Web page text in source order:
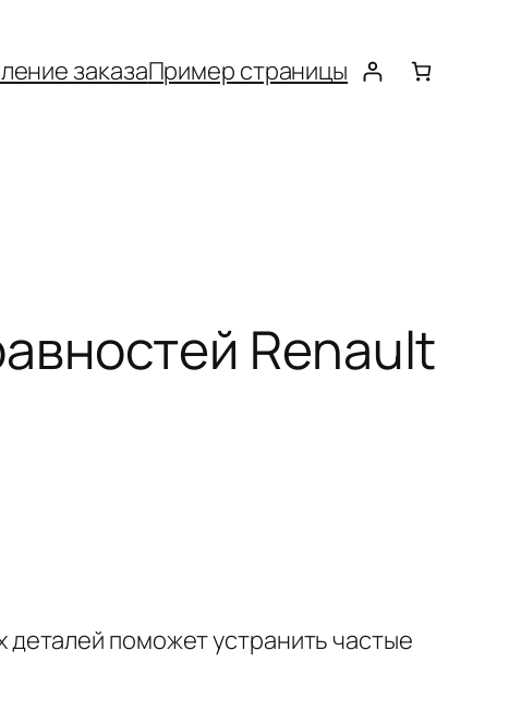
заказаПример страницы
Renault
поможет устранить частые